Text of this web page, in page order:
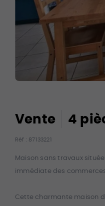
Vente 4
Réf : 87133221
Maison sans travaux
immédiate des
Cette charmante maison